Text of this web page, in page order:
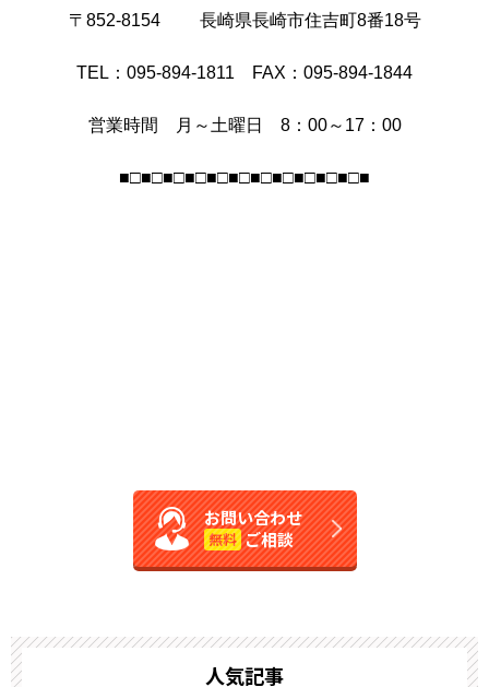
〒852-8154 長崎県長崎市住吉町8番18号
TEL：095-894-1811 FAX：095-894-1844
営業時間 月～土曜日 8：00～17：00
■□■□■□■□■□■□■□■□■□■□■□■
お問い合わせ
無料 ご相談
人気記事